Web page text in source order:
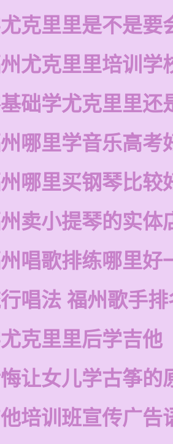
克里里是不是要
尤克里里培训学
础学尤克里里还
哪里学音乐高考
哪里买钢琴比较
卖小提琴的实体
唱歌排练哪里好
唱法 福州歌手
克里里后学吉他
让女儿学古筝的
培训班宣传广告